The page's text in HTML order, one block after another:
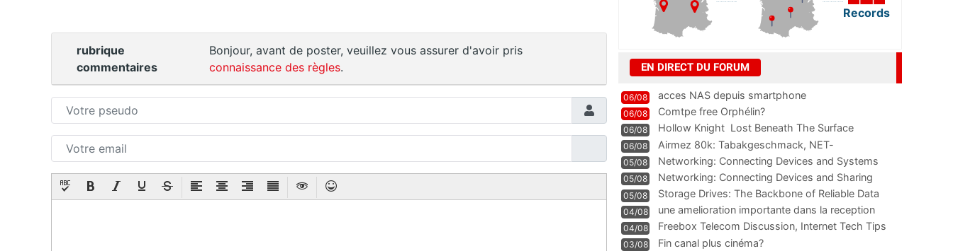
rubrique
commentaires
Bonjour, avant de poster, veuillez vous assurer d'avoir pris
connaissance des règles.
Records
EN DIRECT DU FORUM
06/08 acces NAS depuis smartphone
06/08 Comtpe free Orphélin?
06/08 Hollow Knight  Lost Beneath The Surface
06/08
Airmez 80k: Tabakgeschmack, NET-
Technologie und Leistung im
05/08 Networking: Connecting Devices and Systems
05/08
Networking: Connecting Devices and Sharing
Information
05/08
Storage Drives: The Backbone of Reliable Data
Management
04/08
une amelioration importante dans la reception
WIFI
04/08
Freebox Telecom Discussion, Internet Tech Tips
Communi
03/08 Fin canal plus cinéma?